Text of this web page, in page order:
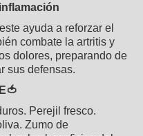
ayuda a reforzar el
combate la artritis y
dolores, preparando de
sus defensas.
Perejil fresco.
Zumo de